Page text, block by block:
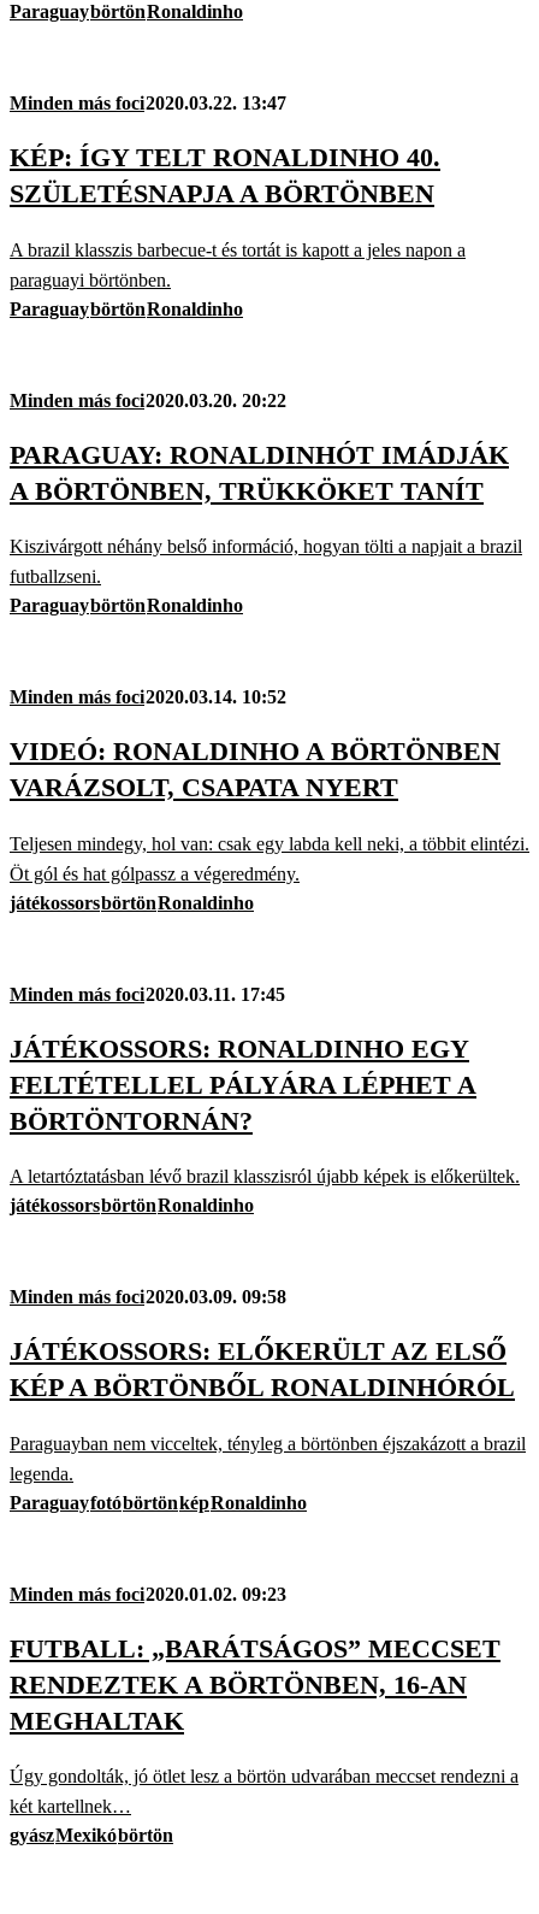
ParaguaybörtönRonaldinho
Minden más foci2020.03.22. 13:47
KÉP: ÍGY TELT RONALDINHO 40.
SZÜLETÉSNAPJA A BÖRTÖNBEN
A brazil klasszis barbecue-t és tortát is kapott a jeles napon a
paraguayi börtönben.
ParaguaybörtönRonaldinho
Minden más foci2020.03.20. 20:22
PARAGUAY: RONALDINHÓT IMÁDJÁK
A BÖRTÖNBEN, TRÜKKÖKET TANÍT
Kiszivárgott néhány belső információ, hogyan tölti a napjait a brazil
futballzseni.
ParaguaybörtönRonaldinho
Minden más foci2020.03.14. 10:52
VIDEÓ: RONALDINHO A BÖRTÖNBEN
VARÁZSOLT, CSAPATA NYERT
Teljesen mindegy, hol van: csak egy labda kell neki, a többit elintézi.
Öt gól és hat gólpassz a végeredmény.
játékossorsbörtönRonaldinho
Minden más foci2020.03.11. 17:45
JÁTÉKOSSORS: RONALDINHO EGY
FELTÉTELLEL PÁLYÁRA LÉPHET A
BÖRTÖNTORNÁN?
A letartóztatásban lévő brazil klasszisról újabb képek is előkerültek.
játékossorsbörtönRonaldinho
Minden más foci2020.03.09. 09:58
JÁTÉKOSSORS: ELŐKERÜLT AZ ELSŐ
KÉP A BÖRTÖNBŐL RONALDINHÓRÓL
Paraguayban nem vicceltek, tényleg a börtönben éjszakázott a brazil
legenda.
ParaguayfotóbörtönképRonaldinho
Minden más foci2020.01.02. 09:23
FUTBALL: „BARÁTSÁGOS” MECCSET
RENDEZTEK A BÖRTÖNBEN, 16-AN
MEGHALTAK
Úgy gondolták, jó ötlet lesz a börtön udvarában meccset rendezni a
két kartellnek…
gyászMexikóbörtön